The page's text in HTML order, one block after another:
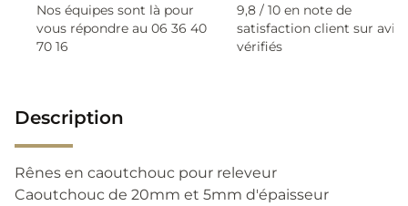
Nos équipes sont là pour
vous répondre au 06 36 40
70 16
9,8 / 10 en note de
satisfaction client sur avis
vérifiés
Description
Rênes en caoutchouc pour releveur
Caoutchouc de 20mm et 5mm d'épaisseur